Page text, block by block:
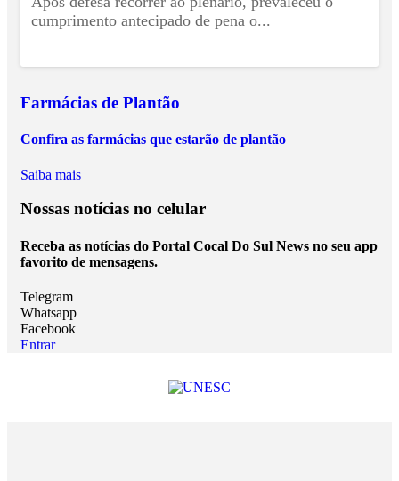
cumprimento antecipado de pena o...
Farmácias de Plantão
Confira as farmácias que estarão de plantão
Saiba mais
Nossas notícias no celular
Receba as notícias do Portal Cocal Do Sul News no seu app
favorito de mensagens.
Telegram
Whatsapp
Facebook
Entrar